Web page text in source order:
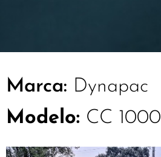
Marca: Dynapac
Modelo: CC 1000